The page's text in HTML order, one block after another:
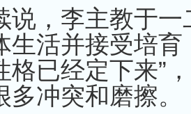
，李主教于一
生活并接受培育
格已经定下来”
多冲突和磨擦。